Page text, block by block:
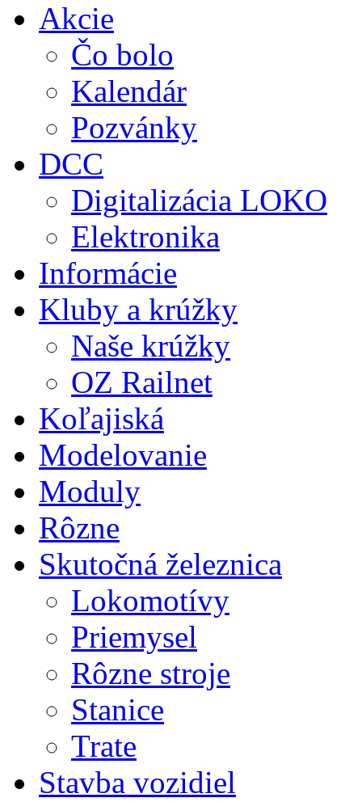
Akcie
Čo bolo
Kalendár
Pozvánky
DCC
Digitalizácia LOKO
Elektronika
Informácie
Kluby a krúžky
Naše krúžky
OZ Railnet
Koľajiská
Modelovanie
Moduly
Rôzne
Skutočná železnica
Lokomotívy
Priemysel
Rôzne stroje
Stanice
Trate
Stavba vozidiel